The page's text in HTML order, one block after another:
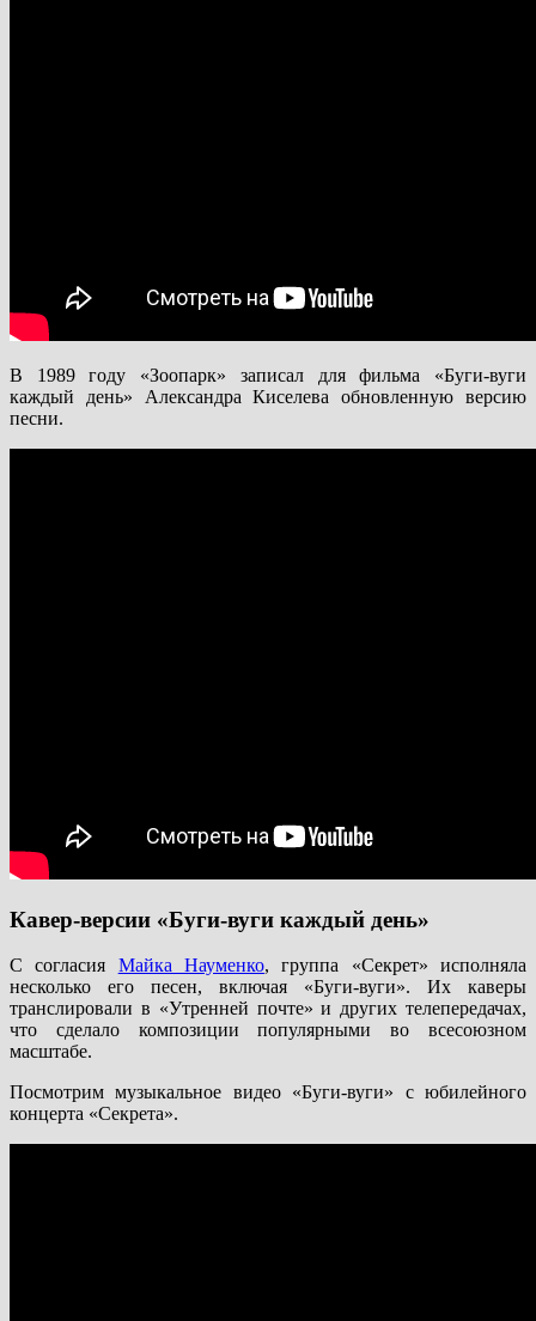
В 1989 году «Зоопарк» записал для фильма «Буги-вуги
каждый день» Александра Киселева обновленную версию
песни.
Кавер-версии «Буги-вуги каждый день»
С согласия Майка Науменко, группа «Секрет» исполняла
несколько его песен, включая «Буги-вуги». Их каверы
транслировали в «Утренней почте» и других телепередачах,
что сделало композиции популярными во всесоюзном
масштабе.
Посмотрим музыкальное видео «Буги-вуги» с юбилейного
концерта «Секрета».